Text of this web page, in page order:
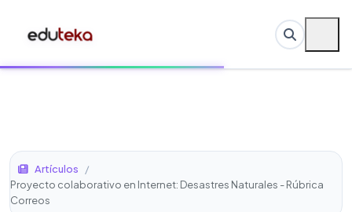
Artículos
/
Proyecto colaborativo en Internet: Desastres Naturales - Rúbrica
Correos